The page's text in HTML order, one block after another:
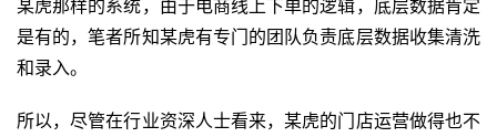
某虎那样的系统，由于电商线上下单的逻辑，底层数据肯定
是有的，笔者所知某虎有专门的团队负责底层数据收集清洗
和录入。
所以，尽管在行业资深人士看来，某虎的门店运营做得也不